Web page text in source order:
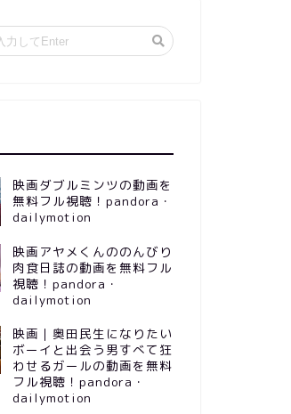
映画ダブルミンツの動画を
無料フル視聴！pandora・
dailymotion
映画アヤメくんののんびり
肉食日誌の動画を無料フル
視聴！pandora・
dailymotion
映画｜奥田民生になりたい
ボーイと出会う男すべて狂
わせるガールの動画を無料
フル視聴！pandora・
dailymotion